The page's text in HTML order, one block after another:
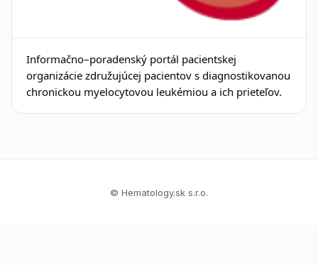
Informačno–poradenský portál pacientskej
organizácie združujúcej pacientov s diagnostikovanou
chronickou myelocytovou leukémiou a ich prieteľov.
© Hematology.sk s.r.o.